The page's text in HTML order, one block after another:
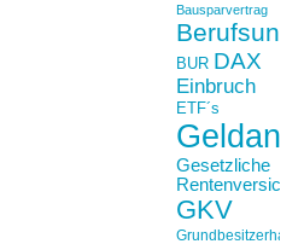
Bausparvertrag
BUR DAX
Einbruch
ETF´s
Gesetzliche
GKV